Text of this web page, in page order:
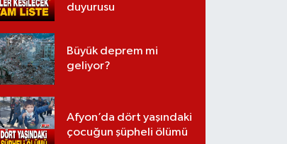
duyurusu
Büyük deprem mi
geliyor?
Afyon’da dört yaşındaki
çocuğun şüpheli ölümü